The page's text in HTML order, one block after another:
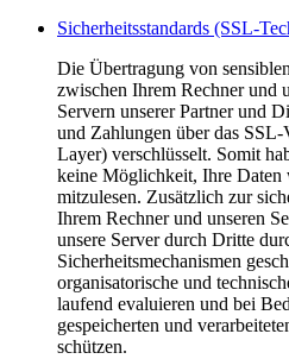
Sicherheitsstandards (SSL-
Die Übertragung von
zwischen Ihrem Rechner und
Servern unserer Partner und
und Zahlungen über das SSL-
Layer) verschlüsselt. Somit
keine Möglichkeit, Ihre Daten
mitzulesen. Zusätzlich zur
Ihrem Rechner und unseren
unsere Server durch Dritte
Sicherheitsmechanismen
organisatorische und
laufend evaluieren und bei
gespeicherten und
schützen.